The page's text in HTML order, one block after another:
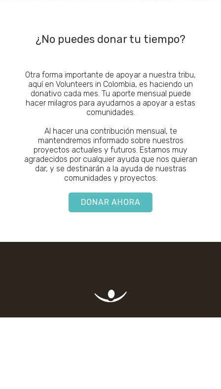
¿No puedes donar tu tiempo?
Otra forma importante de apoyar a nuestra tribu,
aquí en Volunteers in Colombia, es haciendo un
donativo cada mes. Tu aporte mensual puede
hacer milagros para ayudarnos a apoyar a estas
comunidades.
Al hacer una contribución mensual, te
mantendremos informado sobre nuestros
proyectos actuales y futuros. Estamos muy
agradecidos por cualquier ayuda que nos quieran
dar, y se destinarán a la ayuda de nuestras
comunidades y proyectos.
DONAR AHORA